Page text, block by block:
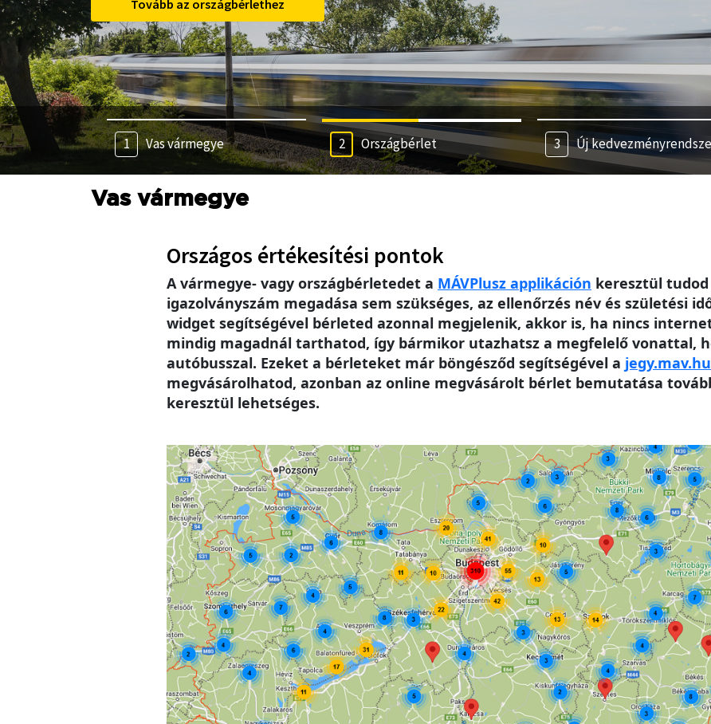
Tovább az országbérlethez
Vas vármegye Országbérlet Új
Vas vármegye
Országos értékesítési pontok
A vármegye- vagy országbérletedet a MÁVPlusz applikáción keresztül
igazolványszám megadása sem szükséges, az ellenőrzés név és születési
widget segítségével bérleted azonnal megjelenik, akkor is, ha nincs
mindig magadnál tarthatod, így bármikor utazhatsz a megfelelő vonattal,
autóbusszal. Ezeket a bérleteket már böngésződ segítségével a jegy.mav.hu
megvásárolhatod, azonban az online megvásárolt bérlet bemutatása
keresztül lehetséges.
Image